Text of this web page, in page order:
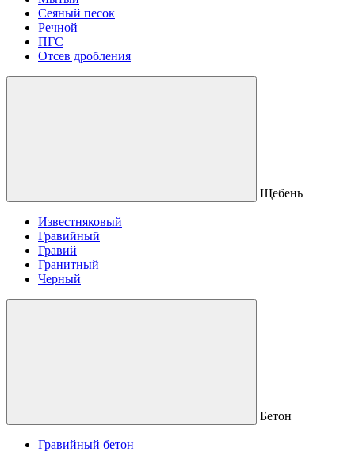
Сеяный песок
Речной
ПГС
Отсев дробления
Щебень
Известняковый
Гравийный
Гравий
Гранитный
Черный
Бетон
Гравийный бетон